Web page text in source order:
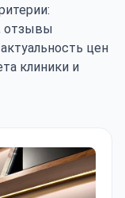
отзывы
цен
клиники и